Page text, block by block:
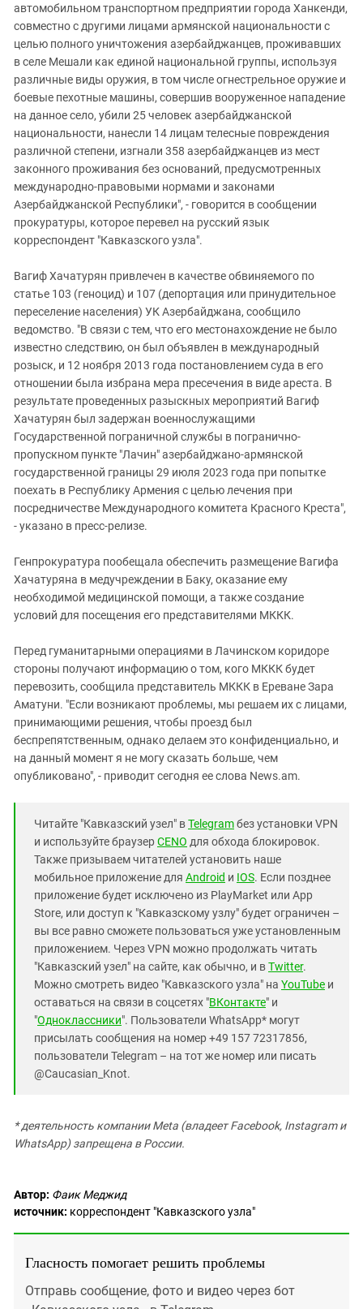
автомобильном транспортном предприятии города Ханкенди,
совместно с другими лицами армянской национальности с
целью полного уничтожения азербайджанцев, проживавших
в селе Мешали как единой национальной группы, используя
различные виды оружия, в том числе огнестрельное оружие и
боевые пехотные машины, совершив вооруженное нападение
на данное село, убили 25 человек азербайджанской
национальности, нанесли 14 лицам телесные повреждения
различной степени, изгнали 358 азербайджанцев из мест
законного проживания без оснований, предусмотренных
международно-правовыми нормами и законами
Азербайджанской Республики", - говорится в сообщении
прокуратуры, которое перевел на русский язык
корреспондент "Кавказского узла".
Вагиф Хачатурян привлечен в качестве обвиняемого по
статье 103 (геноцид) и 107 (депортация или принудительное
переселение населения) УК Азербайджана, сообщило
ведомство. "В связи с тем, что его местонахождение не было
известно следствию, он был объявлен в международный
розыск, и 12 ноября 2013 года постановлением суда в его
отношении была избрана мера пресечения в виде ареста. В
результате проведенных разыскных мероприятий Вагиф
Хачатурян был задержан военнослужащими
Государственной пограничной службы в погранично-
пропускном пункте "Лачин" азербайджано-армянской
государственной границы 29 июля 2023 года при попытке
поехать в Республику Армения с целью лечения при
посредничестве Международного комитета Красного Креста",
- указано в пресс-релизе.
Генпрокуратура пообещала обеспечить размещение Вагифа
Хачатуряна в медучреждении в Баку, оказание ему
необходимой медицинской помощи, а также создание
условий для посещения его представителями МККК.
Перед гуманитарными операциями в Лачинском коридоре
стороны получают информацию о том, кого МККК будет
перевозить, сообщила представитель МККК в Ереване Зара
Аматуни. "Если возникают проблемы, мы решаем их с лицами,
принимающими решения, чтобы проезд был
беспрепятственным, однако делаем это конфиденциально, и
на данный момент я не могу сказать больше, чем
опубликовано", - приводит сегодня ее слова News.am.
Читайте "Кавказский узел" вTelegramбез установки VPN
и используйте браузерCENO для обхода блокировок.
Также призываем читателей установить наше
мобильное приложение для Android и IOS. Если позднее
приложение будет исключено из PlayMarket или App
Store, или доступ к "Кавказскому узлу" будет ограничен –
вы все равно сможете пользоваться уже установленным
приложением. Через VPN можно продолжать читать
"Кавказский узел" на сайте, как обычно, и вTwitter.
Можно смотреть видео "Кавказского узла" на YouTube и
оставаться на связи в соцсетях "ВКонтакте" и
"Одноклассники". Пользователи WhatsApp* могут
присылать сообщения на номер +49 157 72317856,
пользователи Telegram – на тот же номер или писать
@Caucasian_Knot.
* деятельность компании Meta (владеет Facebook, Instagram и
WhatsApp) запрещена в России.
Автор: Фаик Меджид
источник: корреспондент "Кавказского узла"
Гласность помогает решить проблемы
Отправь сообщение, фото и видео через бот